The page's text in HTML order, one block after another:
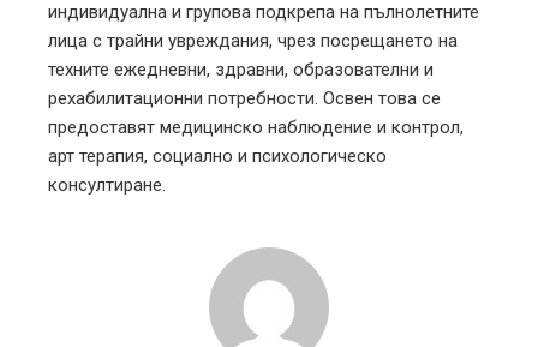
индивидуална и групова подкрепа на пълнолетните
лица с трайни увреждания, чрез посрещането на
техните ежедневни, здравни, образователни и
рехабилитационни потребности. Освен това се
предоставят медицинско наблюдение и контрол,
арт терапия, социално и психологическо
консултиране.